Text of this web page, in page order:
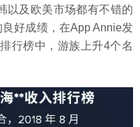
以及欧美市场都有不错的
好成绩，在App Annie发
行榜中，游族上升4个名